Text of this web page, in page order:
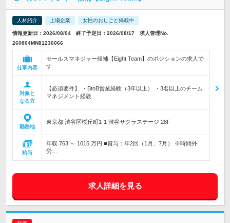
人材紹介 上場企業 女性のおしごと掲載中
情報更新日：2026/08/04 終了予定日：2026/08/17 求人管理No.
260804MN81236066
仕事内容
セールスマネジャー候補【Eight Team】のポジションの求人で
す
対象と
なる方
【必須要件】 ・BtoB営業経験（3年以上） ・3名以上のチーム
マネジメント経験
勤務地
東京都 渋谷区桜丘町1-1 渋谷サクラステージ 28F
給与
年収 763 ～ 1015 万円 ■賞与：年2回（1月、7月） ※時間外
労…
求人詳細を見る